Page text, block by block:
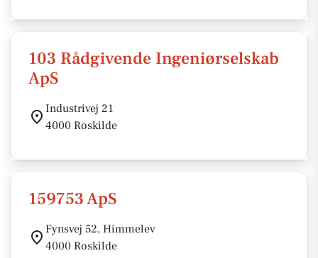
103 Rådgivende Ingeniørselskab
ApS
Industrivej 21
4000 Roskilde
159753 ApS
Fynsvej 52, Himmelev
4000 Roskilde